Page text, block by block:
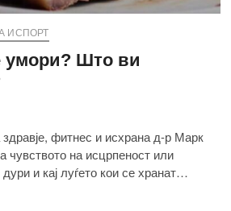
ИСПОРТ
умори? Што ви
здравје, фитнес и исхрана д-р Марк
чувството на исцрпеност или
и кај луѓето кои се хранат…